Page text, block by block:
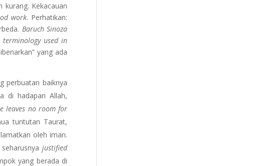
kurang. Kekacauan
work. Perhatikan:
Baruch Sinoza
used in
yang ada
perbuatan baiknya
di hadapan Allah,
leaves no room for
tuntutan Taurat,
oleh iman.
justified
yang berada di